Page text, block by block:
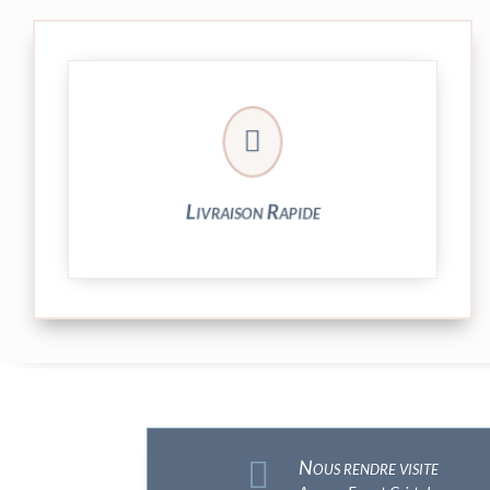

Livraison Rapide
Votre commande est expédiée sous 24/48h
et livrée par Colissimo.
 Nous rendre visite